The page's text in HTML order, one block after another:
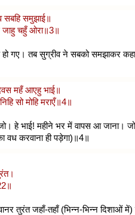
समुझाई॥
जाहु चहुँ ओरा॥3॥
गए। तब सुग्रीव ने सबको समझाकर कहा
महँ आएहु भाई॥
सो मोहि मराएँ॥4॥
हे भाई! महीने भर में वापस आ जाना।
वध करवाना ही पड़ेगा)॥4॥
तुरंत जहाँ-तहाँ (भिन्न-भिन्न दिशाओं